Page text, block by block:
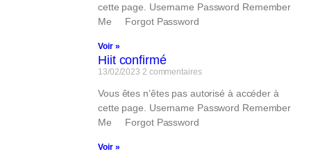
cette page. Username Password Remember
Me Forgot Password
Voir »
Hiit confirmé
13/02/2023 2 commentaires
Vous êtes n’êtes pas autorisé à accéder à
cette page. Username Password Remember
Me Forgot Password
Voir »